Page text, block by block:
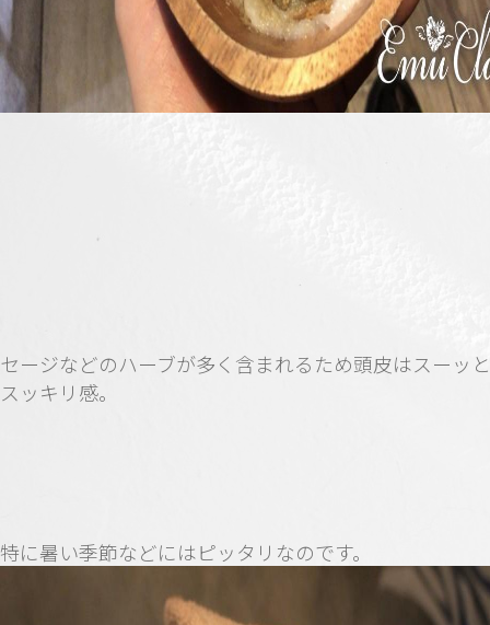
セージなどのハーブが多く含まれるため頭皮はスーッ
スッキリ感。
特に暑い季節などにはピッタリなのです。